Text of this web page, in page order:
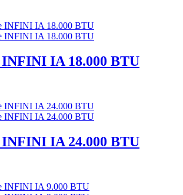
IA 18.000 BTU
IA 24.000 BTU